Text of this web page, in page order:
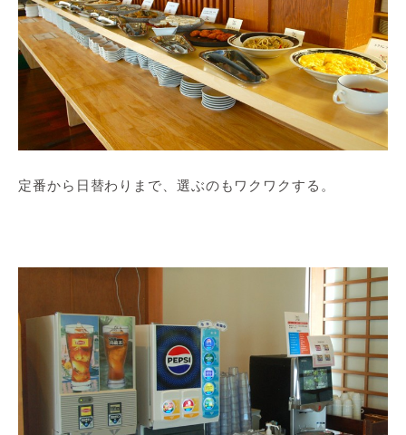
定番から日替わりまで、選ぶのもワクワクする。